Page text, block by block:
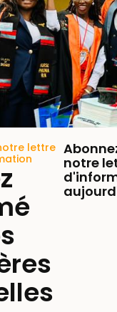
lettre
notre